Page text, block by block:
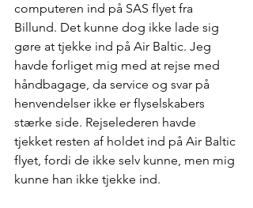
computeren ind på SAS flyet fra
Billund. Det kunne dog ikke lade sig
gøre at tjekke ind på Air Baltic. Jeg
havde forliget mig med at rejse med
håndbagage, da service og svar på
henvendelser ikke er flyselskabers
stærke side. Rejselederen havde
tjekket resten af holdet ind på Air Baltic
flyet, fordi de ikke selv kunne, men mig
kunne han ikke tjekke ind.